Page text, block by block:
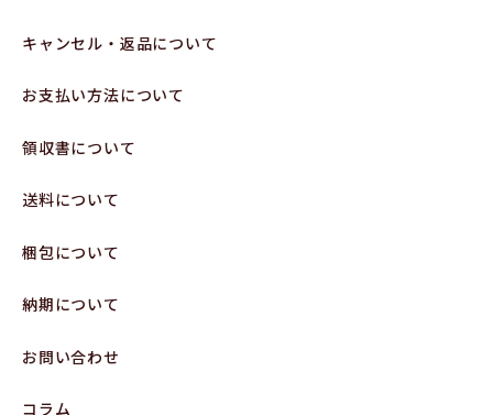
キャンセル・返品について
お支払い方法について
領収書について
送料について
梱包について
納期について
お問い合わせ
コラム